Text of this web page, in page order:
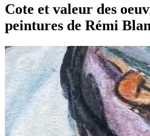
Cote et valeur des
peintures de Rémi